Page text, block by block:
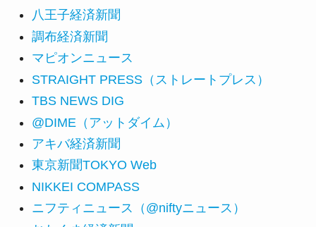
八王子経済新聞
調布経済新聞
マピオンニュース
STRAIGHT PRESS（ストレートプレス）
TBS NEWS DIG
@DIME（アットダイム）
アキバ経済新聞
東京新聞TOKYO Web
NIKKEI COMPASS
ニフティニュース（@niftyニュース）